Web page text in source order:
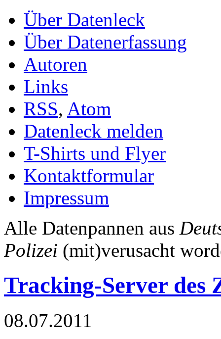
Über Datenleck
Über Datenerfassung
Autoren
Links
RSS, Atom
Datenleck melden
T-Shirts und Flyer
Kontaktformular
Impressum
Alle Datenpannen aus
Polizei (mit)verusacht
Tracking-Server des
08.07.2011